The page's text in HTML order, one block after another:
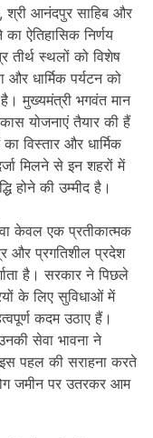
श्री आनंदपुर साहिब और
ऐतिहासिक निर्णय
स्थलों को विशेष
और धार्मिक पर्यटन को
मुख्यमंत्री भगवंत मान
योजनाएं तैयार की हैं
विस्तार और धार्मिक
मिलने से इन शहरों में
होने की उम्मीद है।
केवल एक प्रतीकात्मक
और प्रगतिशील प्रदेश
है। सरकार ने पिछले
के लिए सुविधाओं में
कदम उठाए हैं।
सेवा भावना ने
पहल की सराहना करते
जमीन पर उतरकर आम